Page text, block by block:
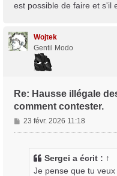
est possible de faire et s'il
Wojtek
Gentil Modo
Re: Hausse illégale
comment contester.
M
e
23 févr. 2026 11:18
Sergei a écrit : ↑
Je pense que tu